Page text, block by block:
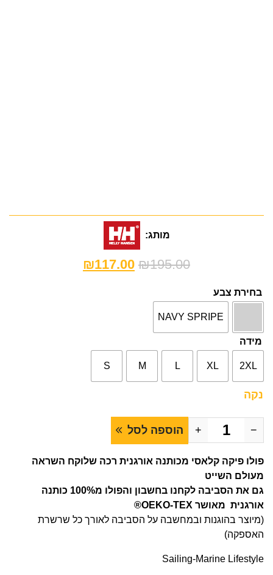
מותג:
₪195.00
₪117.00
בחירת צבע
NAVY SPRIPE
מידה
2XL
XL
L
M
S
נקה
−
+ הוספה לסל
פולו פיקה קלאסי מכותנה אורגנית רכה שלוקח השראה
מעולם השייט
גם את הסביבה לקחנו בחשבון והפולו מ100% כותנה
אורגנית מאושר OEKO-TEX®
(מיוצר בהוגנות ובמחשבה על הסביבה לאורך כל שרשרת
האספקה)
Sailing-Marine Lifestyle